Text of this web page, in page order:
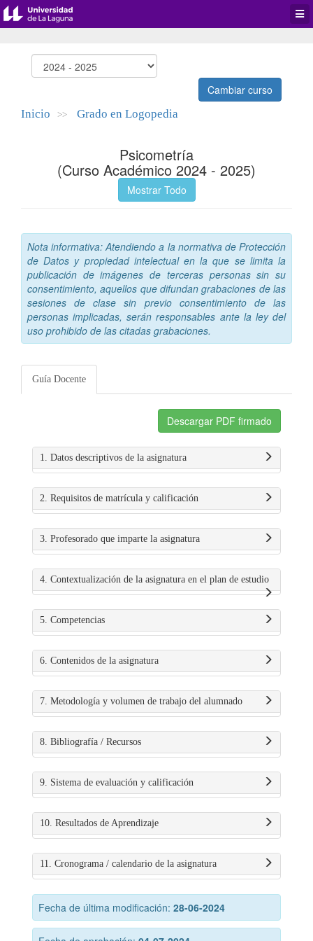
Cambiar curso
Inicio >> Grado en Logopedia
Psicometría
(Curso Académico 2024 - 2025)
Mostrar Todo
Nota informativa: Atendiendo a la normativa de Protección
de Datos y propiedad intelectual en la que se limita la
publicación de imágenes de terceras personas sin su
consentimiento, aquellos que difundan grabaciones de las
sesiones de clase sin previo consentimiento de las
personas implicadas, serán responsables ante la ley del
uso prohibido de las citadas grabaciones.
Guía Docente
Descargar PDF firmado
1. Datos descriptivos de la asignatura
2. Requisitos de matrícula y calificación
3. Profesorado que imparte la asignatura
4. Contextualización de la asignatura en el plan de estudio
5. Competencias
6. Contenidos de la asignatura
7. Metodología y volumen de trabajo del alumnado
8. Bibliografía / Recursos
9. Sistema de evaluación y calificación
10. Resultados de Aprendizaje
11. Cronograma / calendario de la asignatura
Fecha de última modificación: 28-06-2024